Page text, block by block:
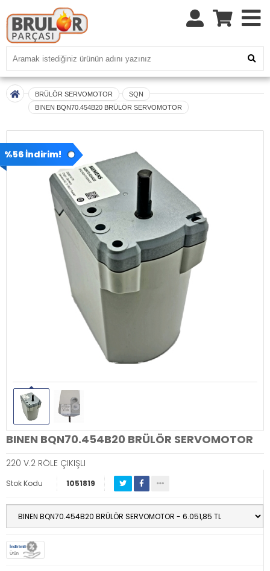
BRÜLÖR SERVOMOTOR
SQN
BINEN BQN70.454B20 BRÜLÖR SERVOMOTOR
%56 İndirim!
BINEN BQN70.454B20 BRÜLÖR SERVOMOTOR
220 V.2 RÖLE ÇIKIŞLI
Stok Kodu 1051819
İndirimli
Ürün